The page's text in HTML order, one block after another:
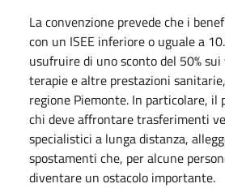
La convenzione prevede che i
con un ISEE inferiore o uguale a
usufruire di uno sconto del 50%
terapie e altre prestazioni
regione Piemonte. In particolare, il
chi deve affrontare trasferimenti
specialistici a lunga distanza,
spostamenti che, per alcune
diventare un ostacolo importante.